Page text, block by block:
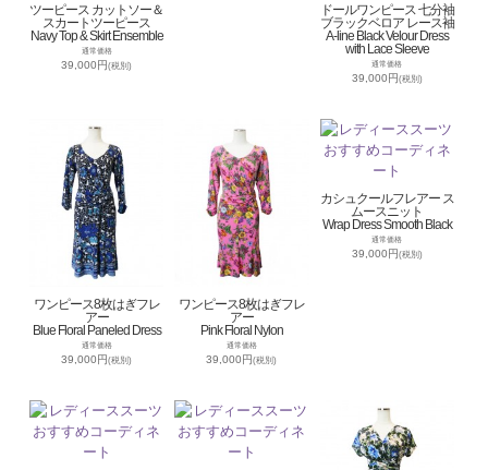
ツーピース カットソー＆
スカートツーピース
Navy Top & Skirt Ensemble
通常価格
39,000円(税別)
ドールワンピース 七分袖
ブラックベロア レース袖
A-line Black Velour Dress
with Lace Sleeve
通常価格
39,000円(税別)
ワンピース8枚はぎフレ
アー
Blue Floral Paneled Dress
通常価格
39,000円(税別)
ワンピース8枚はぎフレ
アー
Pink Floral Nylon
通常価格
39,000円(税別)
カシュクールフレアー ス
ムースニット
Wrap Dress Smooth Black
通常価格
39,000円(税別)